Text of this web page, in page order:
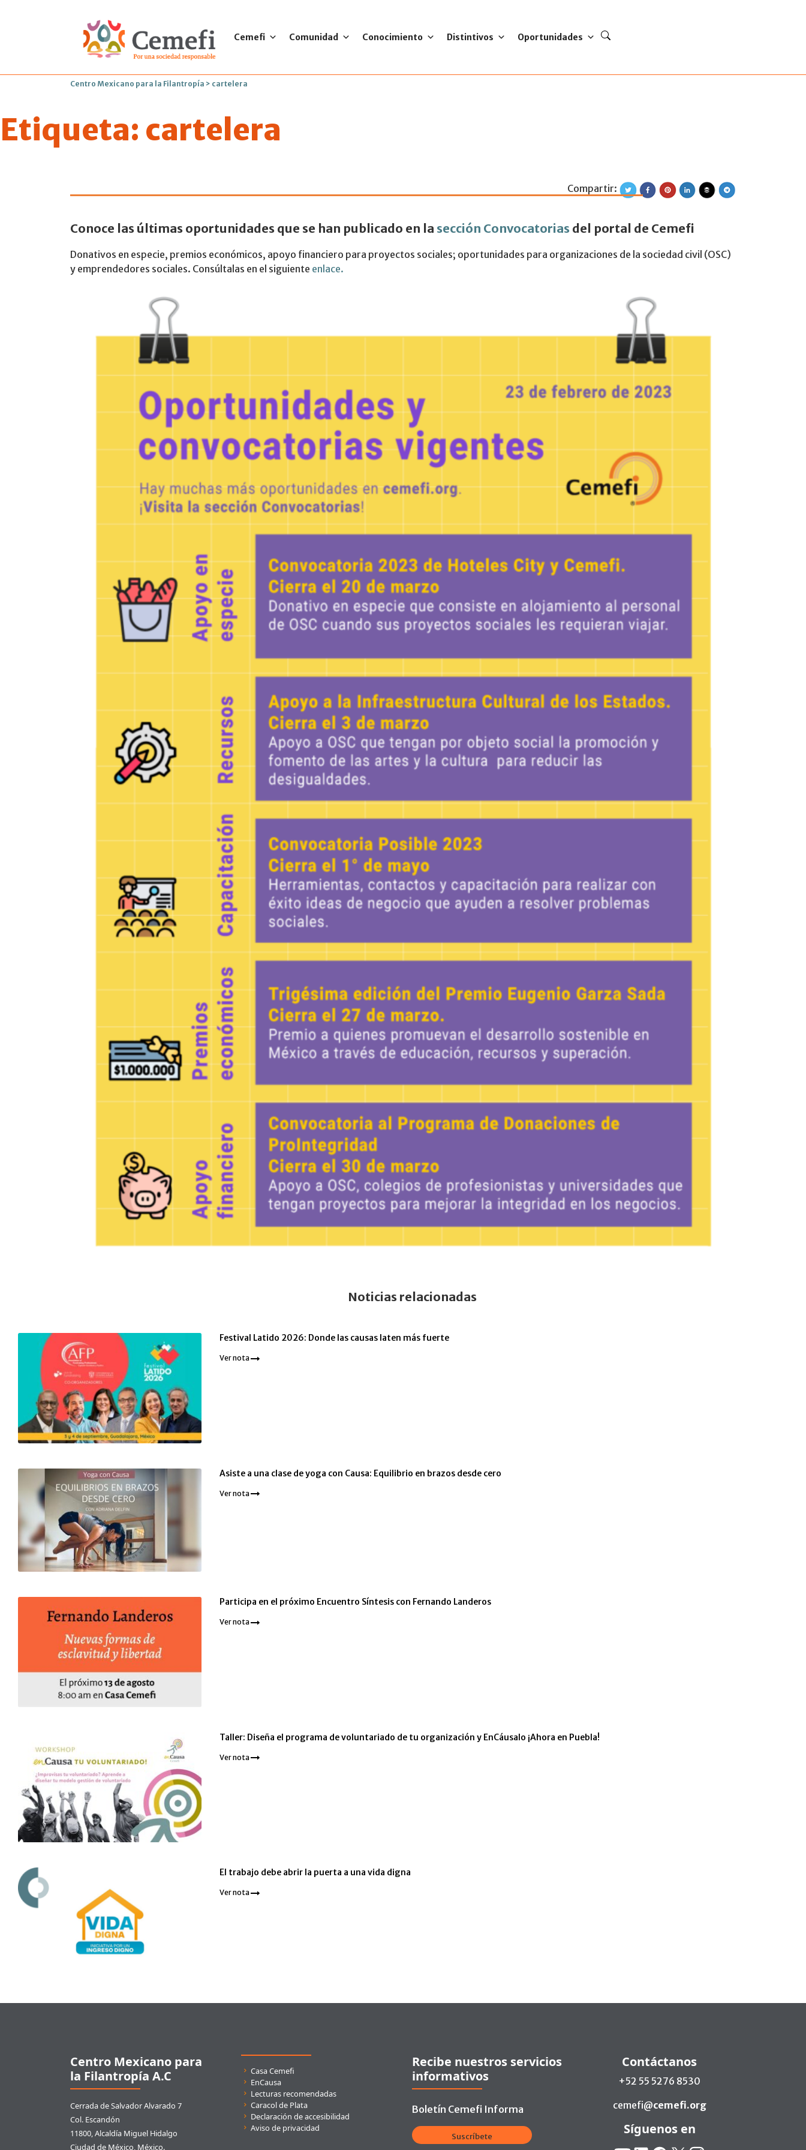
Cemefi Comunidad Conocimiento Distintivos Oportunidades
Centro Mexicano para la Filantropía > cartelera
Etiqueta: cartelera
Consulta la cartelera de convocatorias para las
Compartir:
Conoce las últimas oportunidades que se han publicado en la sección Convocatorias del portal de Cemefi
Donativos en especie, premios económicos, apoyo financiero para proyectos sociales; oportunidades para organizaciones de la sociedad civil (OSC)
y emprendedores sociales. Consúltalas en el siguiente enlace.
Noticias relacionadas
Festival Latido 2026: Donde las causas laten más fuerte
Ver nota
Asiste a una clase de yoga con Causa: Equilibrio en brazos desde cero
Ver nota
Participa en el próximo Encuentro Síntesis con Fernando Landeros
Ver nota
Taller: Diseña el programa de voluntariado de tu organización y EnCáusalo ¡Ahora en Puebla!
Ver nota
El trabajo debe abrir la puerta a una vida digna
Ver nota
Centro Mexicano para
la Filantropía A.C
Cerrada de Salvador Alvarado 7
Col. Escandón
11800, Alcaldía Miguel Hidalgo
Ciudad de México, México.
Enlaces rápidos
Casa Cemefi
EnCausa
Lecturas recomendadas
Caracol de Plata
Declaración de accesibilidad
Aviso de privacidad
Recibe nuestros servicios
informativos
Boletín Cemefi Informa
Suscríbete
Contáctanos
+52 55 5276 8530
cemefi@cemefi.org
Síguenos en